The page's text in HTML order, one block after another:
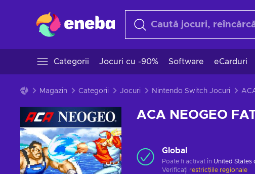
Categorii Jocuri cu -90% Software eCarduri
Magazin Categorii Jocuri Nintendo Switch Jocuri
ACA NEOGEO
Global
Poate fi activat în United States
Verificați restricțiile regionale